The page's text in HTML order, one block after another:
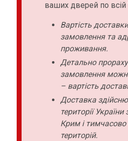
ваших дверей по всій
Вартість
замовлення та
проживання.
Детально
замовлення
– вартість
Доставка
території
Крим і
територій.